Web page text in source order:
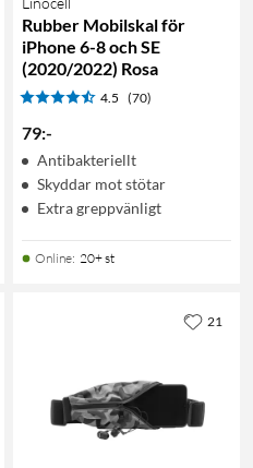
Rubber Mobilskal för
iPhone 6-8 och SE
(2020/2022) Rosa
4.5 (70)
79:-
Antibakteriellt
Skyddar mot stötar
Extra greppvänligt
Online: 20+ st
21